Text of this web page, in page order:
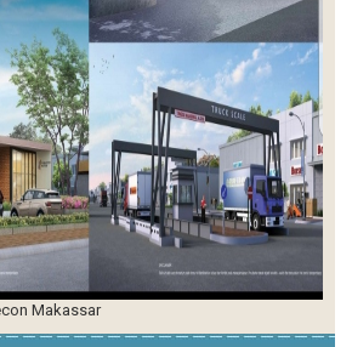
Makassar